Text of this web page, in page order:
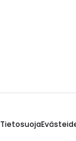
Tietosuoja